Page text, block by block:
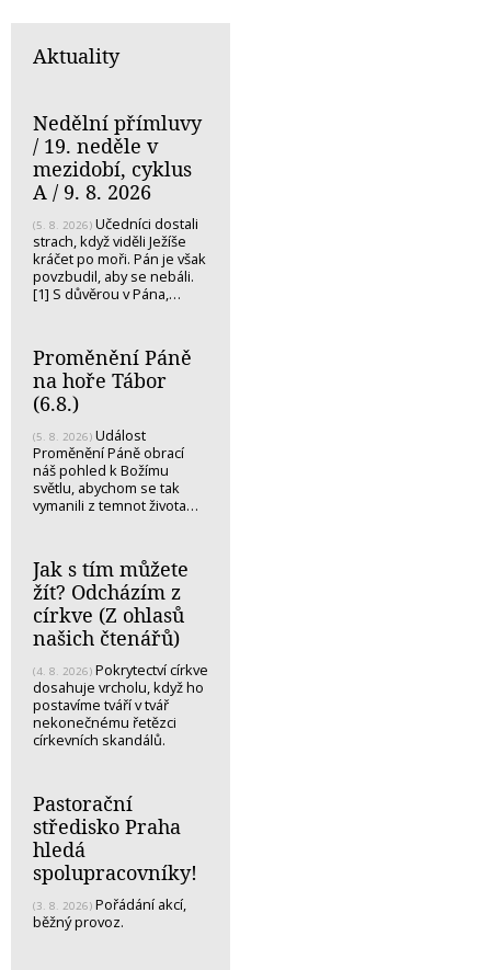
Aktuality
Nedělní přímluvy
/ 19. neděle v
mezidobí, cyklus
A / 9. 8. 2026
(5. 8. 2026) Učedníci dostali
strach, když viděli Ježíše
kráčet po moři. Pán je však
povzbudil, aby se nebáli.
[1] S důvěrou v Pána,…
Proměnění Páně
na hoře Tábor
(6.8.)
(5. 8. 2026) Událost
Proměnění Páně obrací
náš pohled k Božímu
světlu, abychom se tak
vymanili z temnot života…
Jak s tím můžete
žít? Odcházím z
církve (Z ohlasů
našich čtenářů)
(4. 8. 2026) Pokrytectví církve
dosahuje vrcholu, když ho
postavíme tváří v tvář
nekonečnému řetězci
církevních skandálů.
Pastorační
středisko Praha
hledá
spolupracovníky!
(3. 8. 2026) Pořádání akcí,
běžný provoz.